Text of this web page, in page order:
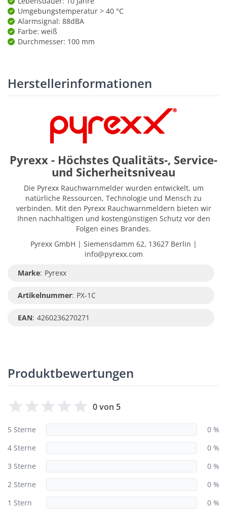
Umgebungstemperatur > 40 °C
Alarmsignal: 88dBA
Farbe: weiß
Durchmesser: 100 mm
Herstellerinformationen
Pyrexx - Höchstes Qualitäts-, Service-
und Sicherheitsniveau
Die Pyrexx Rauchwarnmelder wurden entwickelt, um
natürliche Ressourcen, Technologie und Mensch zu
verbinden. Mit den Pyrexx Rauchwarnmeldern bieten wir
Ihnen nachhaltigen und kostengünstigen Schutz vor den
Folgen eines Brandes.
Pyrexx GmbH | Siemensdamm 62, 13627 Berlin |
info@pyrexx.com
Marke: Pyrexx
Artikelnummer: PX-1C
EAN: 4260236270271
Produktbewertungen
0 von 5
5 Sterne
0 %
4 Sterne
0 %
3 Sterne
0 %
2 Sterne
0 %
1 Stern
0 %